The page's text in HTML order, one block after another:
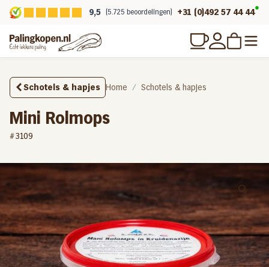
9,5 (5.725 beoordelingen) +31 (0)492 57 44 44
Schotels & hapjes Home Schotels & hapjes
Mini Rolmops
#3109